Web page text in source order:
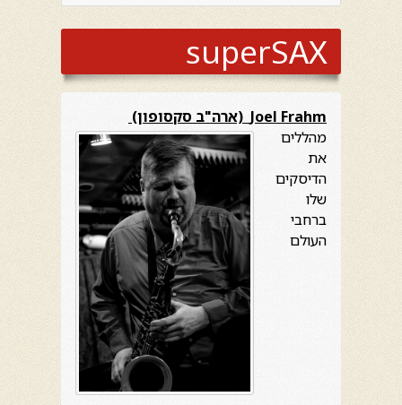
superSAX
Joel Frahm (ארה"ב סקסופון)
מהללים
את
הדיסקים
שלו
ברחבי
העולם